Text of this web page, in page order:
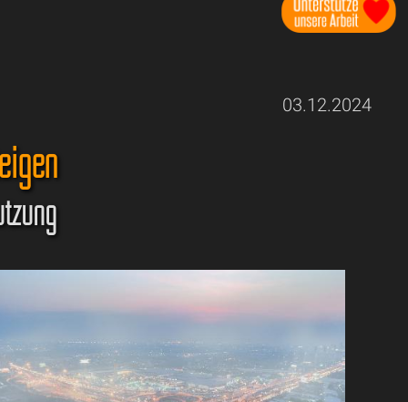
03.12.2024